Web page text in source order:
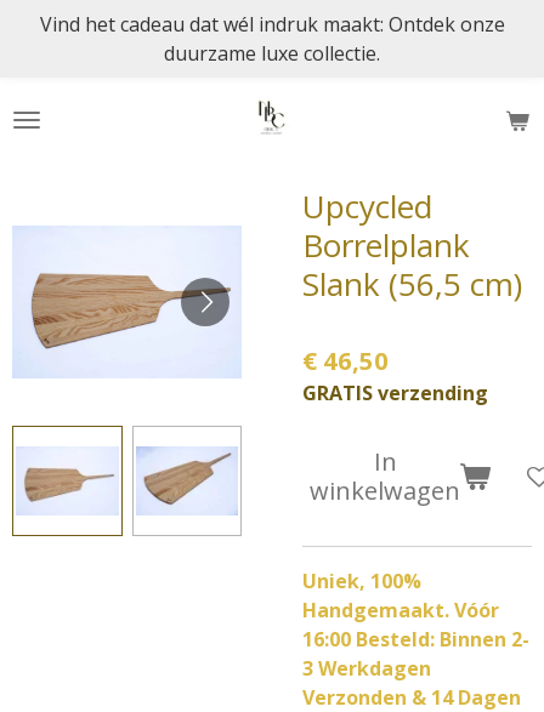
de
Vind het cadeau dat wél indruk maakt: Ontdek onze
duurzame luxe collectie.
Upcycled
Borrelplank
Slank (56,5 cm)
€ 46,50
GRATIS verzending
In
winkelwagen
Uniek, 100%
Handgemaakt. Vóór
16:00 Besteld: Binnen 2-
3 Werkdagen
Verzonden & 14 Dagen